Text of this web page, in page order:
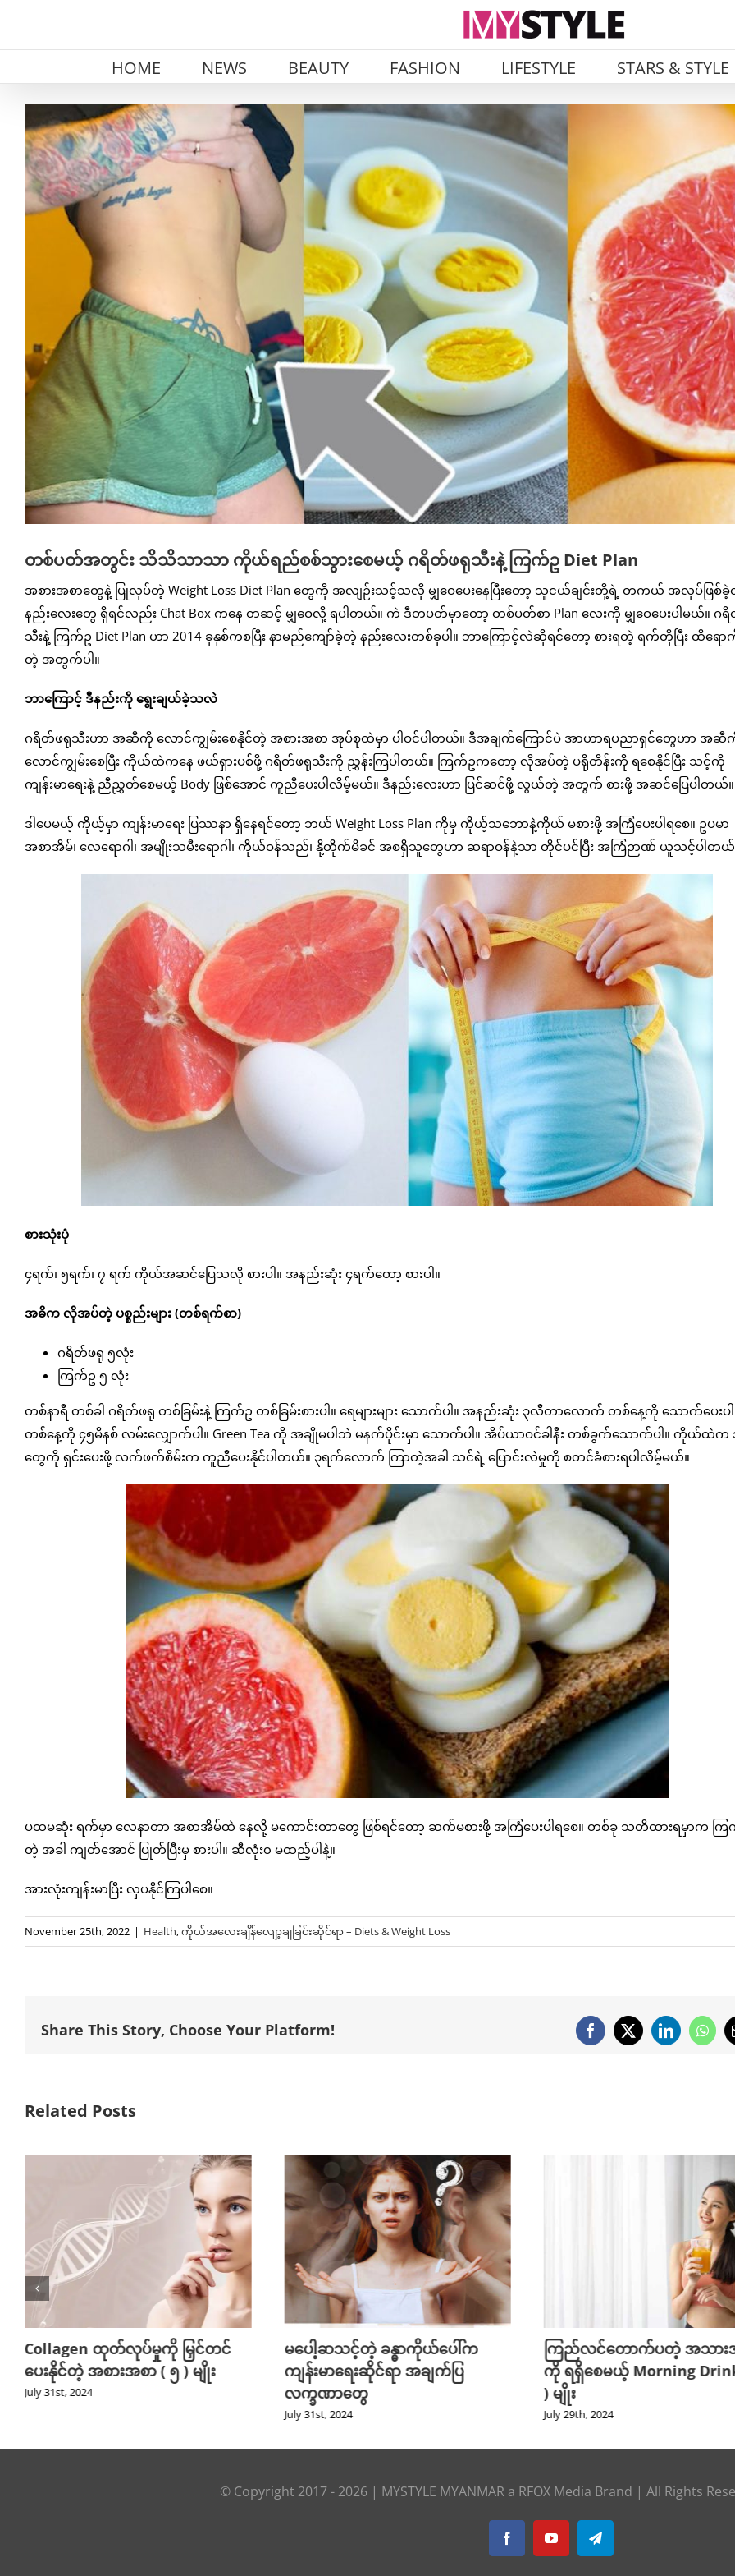
HOME NEWS BEAUTY FASHION LIFESTYLE STARS & STYLE
Larger
Image
တစ်ပတ်အတွင်း သိသိသာသာ ကိုယ်ရည်စစ်သွားစေမယ့် ဂရိတ်ဖရုသီးနဲ့ ကြက်ဥ Diet Plan
အစားအစာတွေနဲ့ ပြုလုပ်တဲ့ Weight Loss Diet Plan တွေကို အလျဉ်းသင့်သလို မျှဝေပေးနေပြီးတော့ သူငယ်ချင်းတို့ရဲ့ တကယ် အလုပ်ဖြစ်
နည်းလေးတွေ ရှိရင်လည်း Chat Box ကနေ တဆင့် မျှဝေလို့ ရပါတယ်။ ကဲ ဒီတပတ်မှာတော့ တစ်ပတ်စာ Plan လေးကို မျှဝေပေးပါမယ်။ ဂ
သီးနဲ့ ကြက်ဥ Diet Plan ဟာ 2014 ခုနှစ်ကစပြီး နာမည်ကျော်ခဲ့တဲ့ နည်းလေးတစ်ခုပါ။ ဘာကြောင့်လဲဆိုရင်တော့ စားရတဲ့ ရက်တိုပြီး ထိရော
တဲ့ အတွက်ပါ။
ဘာကြောင့် ဒီနည်းကို ရွေးချယ်ခဲ့သလဲ
ဂရိတ်ဖရုသီးဟာ အဆီကို လောင်ကျွမ်းစေနိုင်တဲ့ အစားအစာ အုပ်စုထဲမှာ ပါဝင်ပါတယ်။ ဒီအချက်ကြောင်ပဲ အာဟာရပညာရှင်တွေဟာ အဆီ
လောင်ကျွမ်းစေပြီး ကိုယ်ထဲကနေ ဖယ်ရှားပစ်ဖို့ ဂရိတ်ဖရုသီးကို ညွှန်းကြပါတယ်။ ကြက်ဥကတော့ လိုအပ်တဲ့ ပရိုတိန်းကို ရစေနိုင်ပြီး သင့်ကို
ကျန်းမာရေးနဲ့ ညီညွှတ်စေမယ့် Body ဖြစ်အောင် ကူညီပေးပါလိမ့်မယ်။ ဒီနည်းလေးဟာ ပြင်ဆင်ဖို့ လွယ်တဲ့ အတွက် စားဖို့ အဆင်ပြေပါတယ်။
ဒါပေမယ့် ကိုယ့်မှာ ကျန်းမာရေး ပြဿနာ ရှိနေရင်တော့ ဘယ် Weight Loss Plan ကိုမှ ကိုယ့်သဘောနဲ့ကိုယ် မစားဖို့ အကြံပေးပါရစေ။ ဥပမာ
အစာအိမ်၊ လေရောဂါ၊ အမျိုးသမီးရောဂါ၊ ကိုယ်ဝန်သည်၊ နို့တိုက်မိခင် အစရှိသူတွေဟာ ဆရာဝန်နဲ့သာ တိုင်ပင်ပြီး အကြံဉာဏ် ယူသင့်ပါတယ်
စားသုံးပုံ
၄ရက်၊ ၅ရက်၊ ၇ ရက် ကိုယ်အဆင်ပြေသလို စားပါ။ အနည်းဆုံး ၄ရက်တော့ စားပါ။
အဓိက လိုအပ်တဲ့ ပစ္စည်းများ (တစ်ရက်စာ)
ဂရိတ်ဖရု ၅လုံး
ကြက်ဥ ၅ လုံး
တစ်နာရီ တစ်ခါ ဂရိတ်ဖရု တစ်ခြမ်းနဲ့ ကြက်ဥ တစ်ခြမ်းစားပါ။ ရေများများ သောက်ပါ။ အနည်းဆုံး ၃လီတာလောက် တစ်နေ့ကို သောက်ပေးပါ
တစ်နေ့ကို ၄၅မိနစ် လမ်းလျှောက်ပါ။ Green Tea ကို အချိုမပါဘဲ မနက်ပိုင်းမှာ သောက်ပါ။ အိပ်ယာဝင်ခါနီး တစ်ခွက်သောက်ပါ။ ကိုယ်ထဲ
တွေကို ရှင်းပေးဖို့ လက်ဖက်စိမ်းက ကူညီပေးနိုင်ပါတယ်။ ၃ရက်လောက် ကြာတဲ့အခါ သင်ရဲ့ ပြောင်းလဲမှုကို စတင်ခံစားရပါလိမ့်မယ်။
ပထမဆုံး ရက်မှာ လေနာတာ အစာအိမ်ထဲ နေလို့ မကောင်းတာတွေ ဖြစ်ရင်တော့ ဆက်မစားဖို့ အကြံပေးပါရစေ။ တစ်ခု သတိထားရမှာက ကြ
တဲ့ အခါ ကျတ်အောင် ပြုတ်ပြီးမှ စားပါ။ ဆီလုံး၀ မထည့်ပါနဲ့။
အားလုံးကျန်းမာပြီး လှပနိုင်ကြပါစေ။
November 25th, 2022 | Health,ကိုယ်အလေးချိန်လျော့ချခြင်းဆိုင်ရာ – Diets & Weight Loss
Share This Story, Choose Your Platform! Facebook
X LinkedIn
Related Posts
Collagen ထုတ်လုပ်မှုကို မြှင်တင်
ပေးနိုင်တဲ့ အစားအစာ ( ၅ ) မျိုး
July 31st, 2024
မပေါ့ဆသင့်တဲ့ ခန္ဓာကိုယ်ပေါ်က
ကျန်းမာရေးဆိုင်ရာ အချက်ပြ
လက္ခဏာတွေ
July 31st, 2024
ကြည်လင်တောက်ပတဲ့ အသား
ကို ရရှိစေမယ့် Morning
) မျိုး
July 29th, 2024
© Copyright 2017 - 2026| MYSTYLE MYANMARa RFOX Media Brand | All Rights
FacebookYouTubeTelegram